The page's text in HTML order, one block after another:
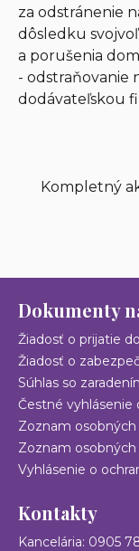
za odstránenie
dôsledku
a porušenia
- odstraňovanie
dodávateľskou
Kompletný
Dokumenty
Žiadosť o prijatie
Žiadosť o
Súhlas so
Čestné vyhlásenie
Zoznam
Zoznam osobných
Vyhlásenie o
Kontakty
Kancelária: 0905